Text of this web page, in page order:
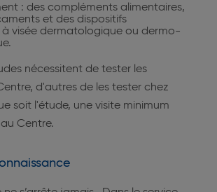
: des compléments alimentaires,
et des dispositifs
visée dermatologique ou dermo-
nécessitent de tester les
d'autres de les tester chez
soit l'étude, une visite minimum
Centre.